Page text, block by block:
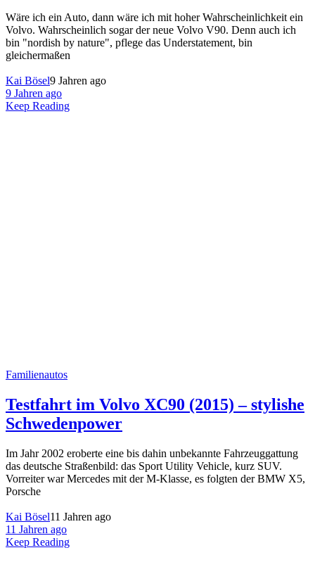
Wäre ich ein Auto, dann wäre ich mit hoher Wahrscheinlichkeit ein
Volvo. Wahrscheinlich sogar der neue Volvo V90. Denn auch ich
bin "nordish by nature", pflege das Understatement, bin
gleichermaßen
Kai Bösel9 Jahren ago
9 Jahren ago
Keep Reading
Familienautos
Testfahrt im Volvo XC90 (2015) – stylishe
Schwedenpower
Im Jahr 2002 eroberte eine bis dahin unbekannte Fahrzeuggattung
das deutsche Straßenbild: das Sport Utility Vehicle, kurz SUV.
Vorreiter war Mercedes mit der M-Klasse, es folgten der BMW X5,
Porsche
Kai Bösel11 Jahren ago
11 Jahren ago
Keep Reading